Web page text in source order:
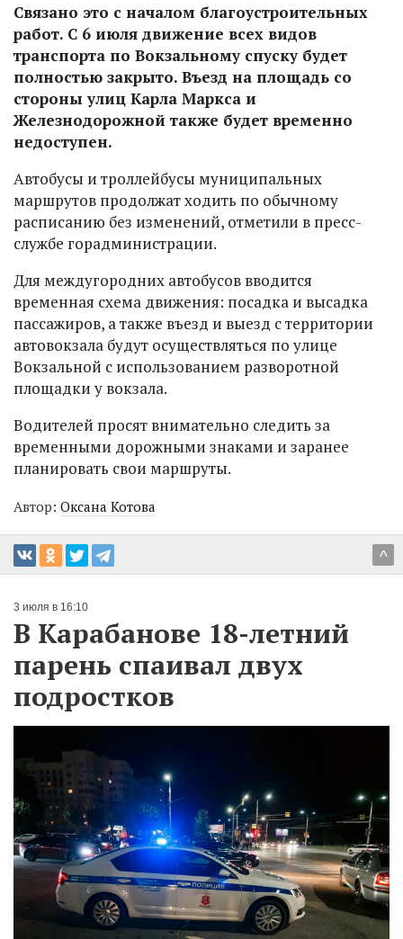
Связано это с началом благоустроительных
работ. С 6 июля движение всех видов
транспорта по Вокзальному спуску будет
полностью закрыто. Въезд на площадь со
стороны улиц Карла Маркса и
Железнодорожной также будет временно
недоступен.
Автобусы и троллейбусы муниципальных
маршрутов продолжат ходить по обычному
расписанию без изменений, отметили в пресс-
службе горадминистрации.
Для междугородних автобусов вводится
временная схема движения: посадка и высадка
пассажиров, а также въезд и выезд с территории
автовокзала будут осуществляться по улице
Вокзальной с использованием разворотной
площадки у вокзала.
Водителей просят внимательно следить за
временными дорожными знаками и заранее
планировать свои маршруты.
Автор: Оксана Котова
^
3 июля в 16:10
В Карабанове 18-летний
парень спаивал двух
подростков